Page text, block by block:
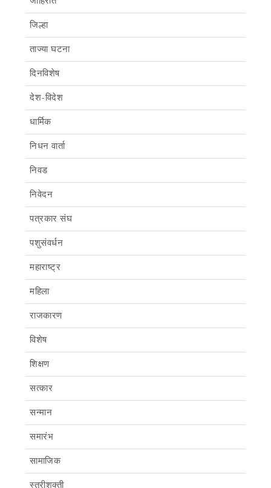
जिल्हा
ताज्या घटना
दिनविशेष
देश-विदेश
धार्मिक
निधन वार्ता
निवड
निवेदन
पत्रकार संघ
पशुसंवर्धन
महाराष्ट्र
महिला
राजकारण
विशेष
शिक्षण
सत्कार
सन्मान
समारंभ
सामाजिक
स्त्रीशक्ती